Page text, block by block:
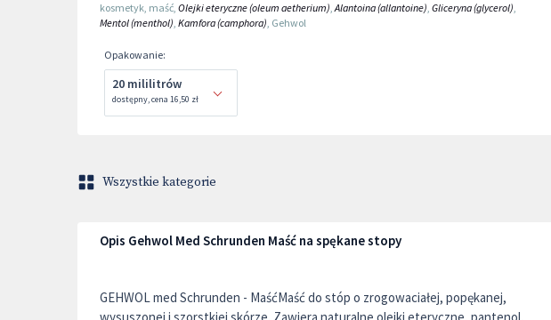
kosmetyk, maść, Olejki eteryczne (oleum aetherium),Alantoina (allantoine), Gliceryna (glycerol),
Mentol (menthol), Kamfora (camphora), Gehwol
Opakowanie:
20 mililitrów
dostępny,cena 16,50 zł
Wszystkie kategorie
Opis Gehwol Med Schrunden Maść na spękane stopy
GEHWOL med Schrunden - MaśćMaść do stóp o zrogowaciałej, popękanej,